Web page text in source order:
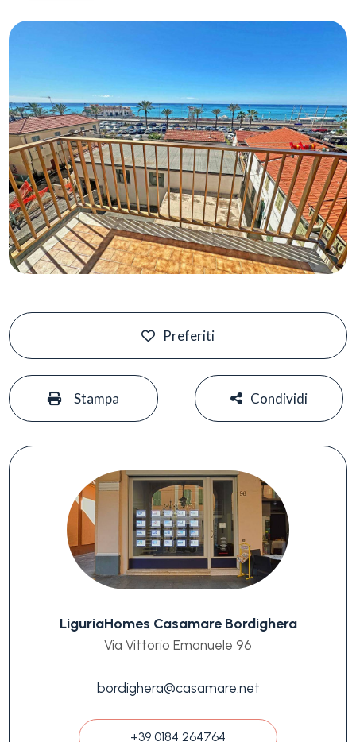
Preferiti
Stampa Condividi
LiguriaHomes Casamare Bordighera
Via Vittorio Emanuele 96
bordighera@casamare.net
+39 0184 264764
Vista mare